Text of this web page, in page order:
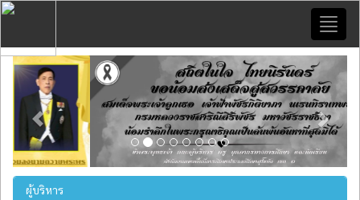
Previous
ผู้บริหาร